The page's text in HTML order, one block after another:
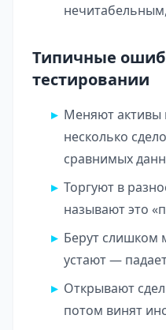
Типичные
тестировании
Меняют активы
несколько
сравнимых
Торгуют в
называют это
Берут слишком
устают —
Открывают
потом винят